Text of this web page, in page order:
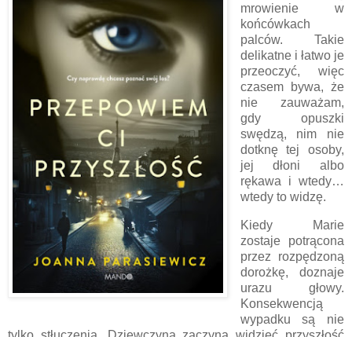
mrowienie w
końcówkach
palców. Takie
delikatne i łatwo je
przeoczyć, więc
czasem bywa, że
nie zauważam,
gdy opuszki
swędzą, nim nie
dotknę tej osoby,
jej dłoni albo
rękawa i wtedy…
wtedy to widzę.
Kiedy Marie
zostaje potrącona
przez rozpędzoną
dorożkę, doznaje
urazu głowy.
Konsekwencją
wypadku są nie